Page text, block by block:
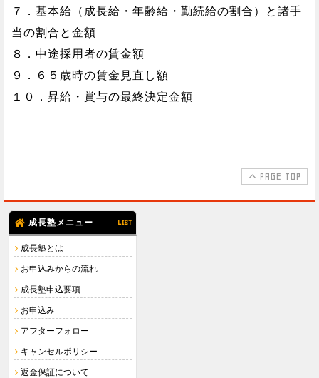
７．基本給（成長給・年齢給・勤続給の割合）と諸手
当の割合と金額
８．中途採用者の賃金額
９．６５歳時の賃金見直し額
１０．昇給・賞与の最終決定金額
PAGE TOP
成長塾メニュー LIST
成長塾とは
お申込みからの流れ
成長塾申込要項
お申込み
アフターフォロー
キャンセルポリシー
返金保証について